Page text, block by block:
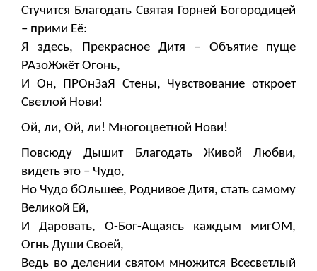
Стучится Благодать Святая Горней Богородицей
– прими Её:
Я здесь, Прекрасное Дитя – Объятие пуще
РАзоЖжёт Огонь,
И Он, ПРОнЗаЯ Стены, Чувствование откроет
Светлой Нови!
Ой, ли, Ой, ли! Многоцветной Нови!
Повсюду Дышит Благодать Живой Любви,
видеть это – Чудо,
Но Чудо бОльшее, Роднивое Дитя, стать самому
Великой Ей,
И Даровать, О-Бог-Ащаясь каждым мигОМ,
Огнь Души Своей,
Ведь во делении святом множится Всесветлый